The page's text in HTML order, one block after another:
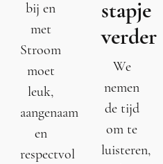
bij en
met
Stroom
moet
leuk,
aangenaam
en
respectvol
stapje
verder
We
nemen
de tijd
om te
luisteren,